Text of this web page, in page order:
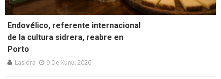
Endovélico, referente internacional
de la cultura sidrera, reabre en
Porto
Lasidra 9 De Xunu, 2026